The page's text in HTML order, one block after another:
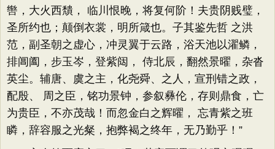
辔，大火西穨， 临川恨晚，将复何阶！夫贵阴贱璧，
圣所约也；颠倒衣裳，明所箴也。子其鉴先哲 之洪
范，副圣朝之虚心，冲灵翼于云路，浴天池以濯鳞，
排阊阖，步玉岑，登紫闼， 侍北辰，翻然景曜，杂沓
英尘。辅唐、虞之主，化尧舜、之人，宣刑错之政，
配殷、 周之臣，铭功景钟，参叙彝伦，存则鼎食，亡
为贵臣，不亦茂哉！而忽金白之辉曜， 忘青紫之班
瞵，辞容服之光粲，抱弊褐之终年，无乃勤乎！”